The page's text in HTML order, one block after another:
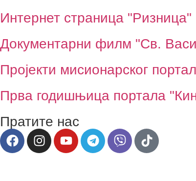
Интернет страница "Ризница"
Документарни филм "Св.
Пројекти мисионарског
Прва годишњица портала
Пратите нас